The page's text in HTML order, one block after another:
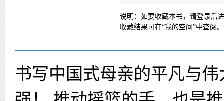
说明：如要收藏本书，请登录后
收藏结果可在“我的空间”中查阅。
书写中国式母亲的平凡与